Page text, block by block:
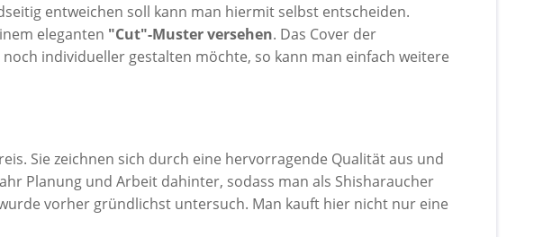
entweichen soll kann man hiermit selbst entscheiden.
eleganten "Cut"-Muster versehen. Das Cover der
noch individueller gestalten möchte, so kann man einfach weitere
Sie zeichnen sich durch eine hervorragende Qualität aus und
Planung und Arbeit dahinter, sodass man als Shisharaucher
vorher gründlichst untersuch. Man kauft hier nicht nur eine